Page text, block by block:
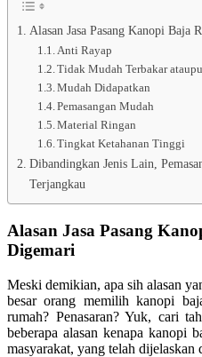
Alasan Jasa Pasang Kanopi Baja
Anti Rayap
Tidak Mudah Terbakar
Mudah Didapatkan
Pemasangan Mudah
Material Ringan
Tingkat Ketahanan Tinggi
Dibandingkan Jenis Lain,
Terjangkau
Alasan Jasa Pasang
Digemari
Meski demikian, apa sih alasan
besar orang memilih kanopi
rumah? Penasaran? Yuk, cari
beberapa alasan kenapa kanopi
masyarakat, yang telah dijelaskan